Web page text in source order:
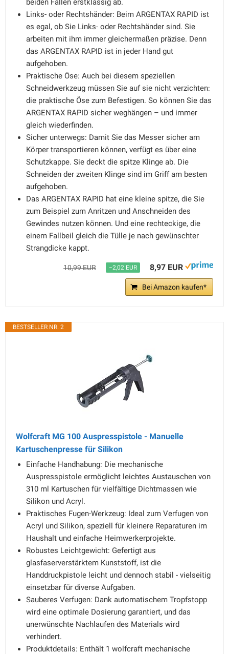
beiden Fällen erstklassig ab.
Links- oder Rechtshänder: Beim ARGENTAX RAPID ist
es egal, ob Sie Links- oder Rechtshänder sind. Sie
arbeiten mit ihm immer gleichermaßen präzise. Denn
das ARGENTAX RAPID ist in jeder Hand gut
aufgehoben.
Praktische Öse: Auch bei diesem speziellen
Schneidwerkzeug müssen Sie auf sie nicht verzichten:
die praktische Öse zum Befestigen. So können Sie das
ARGENTAX RAPID sicher weghängen – und immer
gleich wiederfinden.
Sicher unterwegs: Damit Sie das Messer sicher am
Körper transportieren können, verfügt es über eine
Schutzkappe. Sie deckt die spitze Klinge ab. Die
Schneiden der zweiten Klinge sind im Griff am besten
aufgehoben.
Das ARGENTAX RAPID hat eine kleine spitze, die Sie
zum Beispiel zum Anritzen und Anschneiden des
Gewindes nutzen können. Und eine rechteckige, die
einem Fallbeil gleich die Tülle je nach gewünschter
Strangdicke kappt.
10,99 EUR −2,02 EUR 8,97 EUR
Bei Amazon kaufen*
BESTSELLER NR. 2
Wolfcraft MG 100 Auspresspistole - Manuelle
Kartuschenpresse für Silikon
Einfache Handhabung: Die mechanische
Auspresspistole ermöglicht leichtes Austauschen von
310 ml Kartuschen für vielfältige Dichtmassen wie
Silikon und Acryl.
Praktisches Fugen-Werkzeug: Ideal zum Verfugen von
Acryl und Silikon, speziell für kleinere Reparaturen im
Haushalt und einfache Heimwerkerprojekte.
Robustes Leichtgewicht: Gefertigt aus
glasfaserverstärktem Kunststoff, ist die
Handdruckpistole leicht und dennoch stabil - vielseitig
einsetzbar für diverse Aufgaben.
Sauberes Verfugen: Dank automatischem Tropfstopp
wird eine optimale Dosierung garantiert, und das
unerwünschte Nachlaufen des Materials wird
verhindert.
Produktdetails: Enthält 1 wolfcraft mechanische